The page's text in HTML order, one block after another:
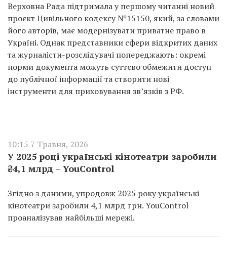
Верховна Рада підтримала у першому читанні новий
проєкт Цивільного кодексу №15150, який, за словами
його авторів, має модернізувати приватне право в
Україні. Однак представники сфери відкритих даних
та журналісти-розслідувачі попереджають: окремі
норми документа можуть суттєво обмежити доступ
до публічної інформації та створити нові
інструменти для приховування зв’язків з РФ.
10:15 7 Травня, 2026
У 2025 році українські кінотеатри заробили
₴4,1 млрд – YouControl
Згідно з даними, упродовж 2025 року українські
кінотеатри заробили 4,1 млрд грн. YouControl
проаналізував найбільші мережі.